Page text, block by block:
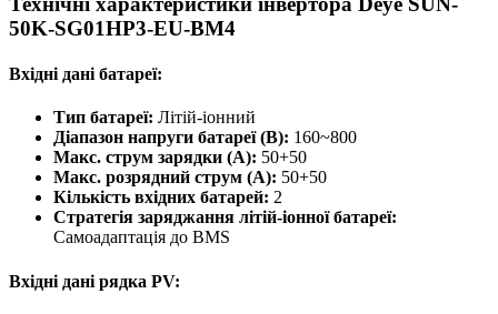
50K-SG01HP3-EU-BM4
Вхідні дані батареї:
Тип батареї: Літій-іонний
Діапазон напруги батареї (В): 160~800
Макс. струм зарядки (A): 50+50
Макс. розрядний струм (A): 50+50
Кількість вхідних батарей: 2
Стратегія заряджання літій-іонної батареї:
Самоадаптація до BMS
Вхідні дані рядка PV: